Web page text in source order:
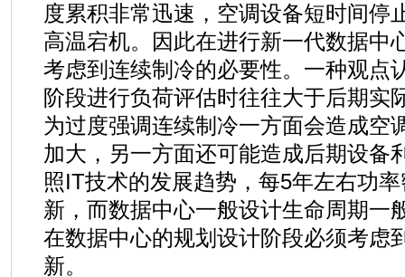
度累积非常迅速，空调设备短时间停
高温宕机。因此在进行新一代数据中
考虑到连续制冷的必要性。一种观点
阶段进行负荷评估时往往大于后期实
为过度强调连续制冷一方面会造成空
加大，另一方面还可能造成后期设备
照IT技术的发展趋势，每5年左右功
新，而数据中心一般设计生命周期一
在数据中心的规划设计阶段必须考虑
新。